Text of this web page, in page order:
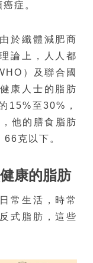
症。
於纖體減肥商
論上，人人都
）及聯合國
康人士的脂肪
15%至30%，
他的膳食脂肪
克以下。
康的脂肪
常生活，時常
式脂肪，這些